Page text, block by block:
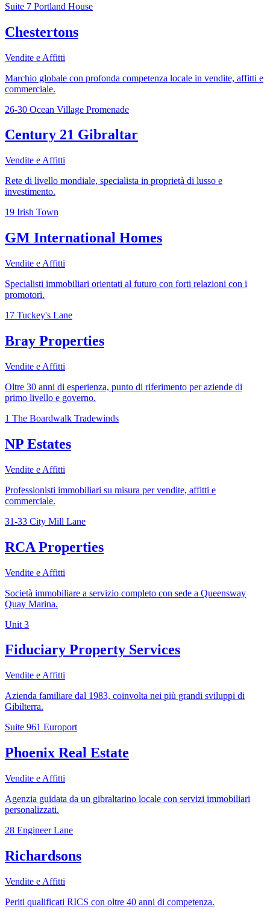
Suite 7 Portland House
Chestertons
Vendite e Affitti
Marchio globale con profonda competenza locale in vendite, affitti e
commerciale.
26-30 Ocean Village Promenade
Century 21 Gibraltar
Vendite e Affitti
Rete di livello mondiale, specialista in proprietà di lusso e
investimento.
19 Irish Town
GM International Homes
Vendite e Affitti
Specialisti immobiliari orientati al futuro con forti relazioni con i
promotori.
17 Tuckey's Lane
Bray Properties
Vendite e Affitti
Oltre 30 anni di esperienza, punto di riferimento per aziende di
primo livello e governo.
1 The Boardwalk Tradewinds
NP Estates
Vendite e Affitti
Professionisti immobiliari su misura per vendite, affitti e
commerciale.
31-33 City Mill Lane
RCA Properties
Vendite e Affitti
Società immobiliare a servizio completo con sede a Queensway
Quay Marina.
Unit 3
Fiduciary Property Services
Vendite e Affitti
Azienda familiare dal 1983, coinvolta nei più grandi sviluppi di
Gibilterra.
Suite 961 Europort
Phoenix Real Estate
Vendite e Affitti
Agenzia guidata da un gibraltarino locale con servizi immobiliari
personalizzati.
28 Engineer Lane
Richardsons
Vendite e Affitti
Periti qualificati RICS con oltre 40 anni di competenza.